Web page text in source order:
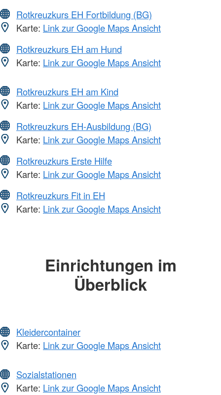
Rotkreuzkurs EH Fortbildung (BG)
Karte: Link zur Google Maps Ansicht
Rotkreuzkurs EH am Hund
Karte: Link zur Google Maps Ansicht
Rotkreuzkurs EH am Kind
Karte: Link zur Google Maps Ansicht
Rotkreuzkurs EH-Ausbildung (BG)
Karte: Link zur Google Maps Ansicht
Rotkreuzkurs Erste Hilfe
Karte: Link zur Google Maps Ansicht
Rotkreuzkurs Fit in EH
Karte: Link zur Google Maps Ansicht
Einrichtungen im
Überblick
Kleidercontainer
Karte: Link zur Google Maps Ansicht
Sozialstationen
Karte: Link zur Google Maps Ansicht